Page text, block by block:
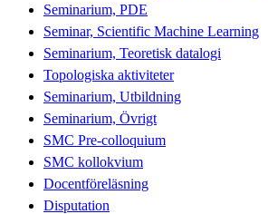
Seminarium, PDE
Seminar, Scientific Machine Learning
Seminarium, Teoretisk datalogi
Topologiska aktiviteter
Seminarium, Utbildning
Seminarium, Övrigt
SMC Pre-colloquium
SMC kollokvium
Docentföreläsning
Disputation